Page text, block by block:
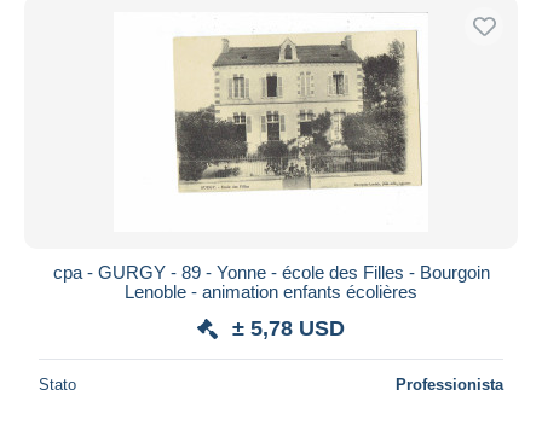
cpa - GURGY - 89 - Yonne - école des Filles - Bourgoin
Lenoble - animation enfants écolières
± 5,78 USD
Stato Professionista